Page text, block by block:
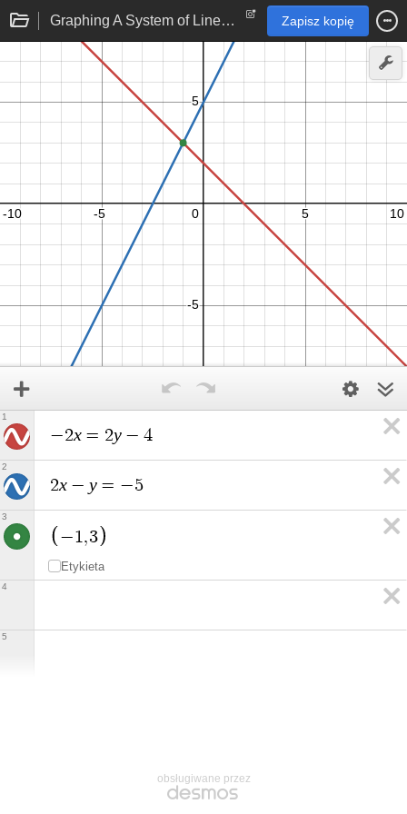
Graphing A System of Linear Equations Zapisz kopię
−2x = 2y − 4
1
2x − y = −5
2
−1,3
Etykieta
3
4
5
obsługiwane przez